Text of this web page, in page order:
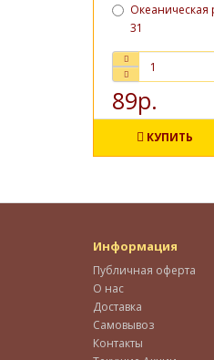
Океаническая
31
89р.
КУПИТЬ
Информация
Публичная оферта
О нас
Доставка
Самовывоз
Контакты